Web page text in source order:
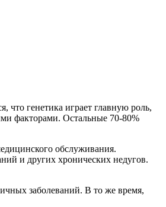
что генетика играет главную роль,
факторами. Остальные 70-80%
обслуживания.
и других хронических недугов.
заболеваний. В то же время,